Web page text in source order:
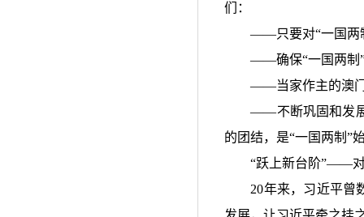
们：
——只要对“一国两
——确保“一国两制
——当家作主的澳
——不断巩固和发
的团结，是“一国两制 ”
“跃上新台阶”——
20年来，习近平曾